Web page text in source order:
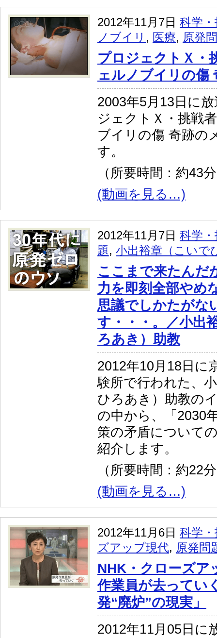
2012年11月7日 科学
ノブイリ , 医療, 原発
プロジェクトＸ・
ェルノブイリの傷
2003年5月13日に
ジェクトＸ・挑戦
ブイリの傷 奇跡の
す。
（所要時間：約43
(動画を見る…)
2012年11月7日 科学
題, 小出裕章（こいで
ここまで来たんだ
力を即刻全部やめ
思議でしかたがな
す・・・。／小出
ろあき）助教
2012年10月18日に
験所で行われた、
ひろあき）助教の
の中から、「2030
策の矛盾について
紹介します。
（所要時間：約22
(動画を見る…)
2012年11月6日 科学
ズアップ現代, 原発問
NHK・クローズア
作業員が去ってい
発“廃炉”の現実」
2012年11月05日に